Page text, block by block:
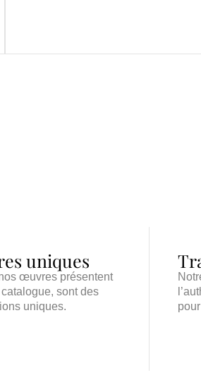
uniques
œuvres présentent
sont des
uniques.